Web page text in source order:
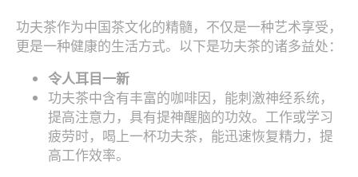
功夫茶作为中国茶文化的精髓，不仅是一种艺术享受，
更是一种健康的生活方式。以下是功夫茶的诸多益处：
令人耳目一新
功夫茶中含有丰富的咖啡因，能刺激神经系统，
提高注意力，具有提神醒脑的功效。工作或学习
疲劳时，喝上一杯功夫茶，能迅速恢复精力，提
高工作效率。